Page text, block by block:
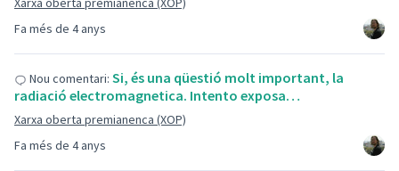
Fa més de 4 anys
Fa més de 4 anys
Nou comentari: Si, és una qüestió molt important, la
radiació electromagnetica. Intento exposa…
Xarxa oberta premianenca (XOP)